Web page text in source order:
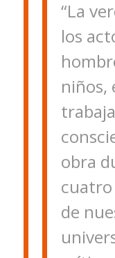
“La
los
niños,
obra
cuatro
de